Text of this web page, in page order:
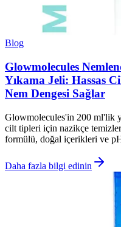
Blog
Glowmolecules
Yıkama Jeli: Hassas
Nem Dengesi Sağlar
Glowmolecules'in 200 ml'lik
cilt tipleri için nazikçe
formülü, doğal içerikleri ve pH
Daha fazla bilgi edinin